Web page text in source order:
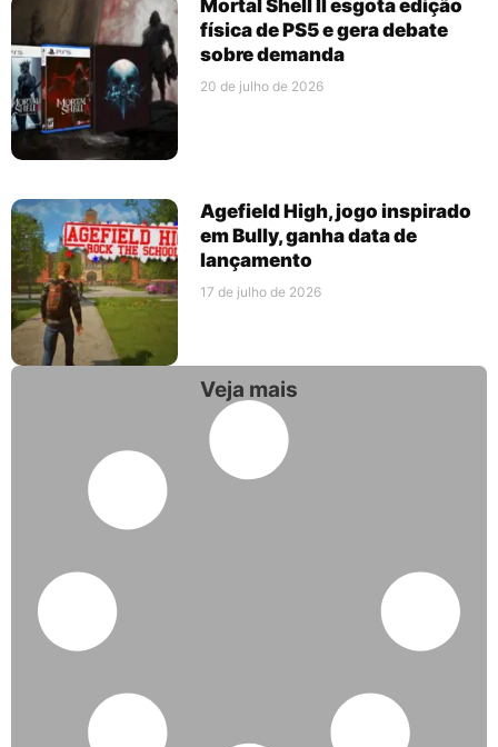
Mortal Shell II esgota edição
física de PS5 e gera debate
sobre demanda
20 de julho de 2026
Agefield High, jogo inspirado
em Bully, ganha data de
lançamento
17 de julho de 2026
Veja mais